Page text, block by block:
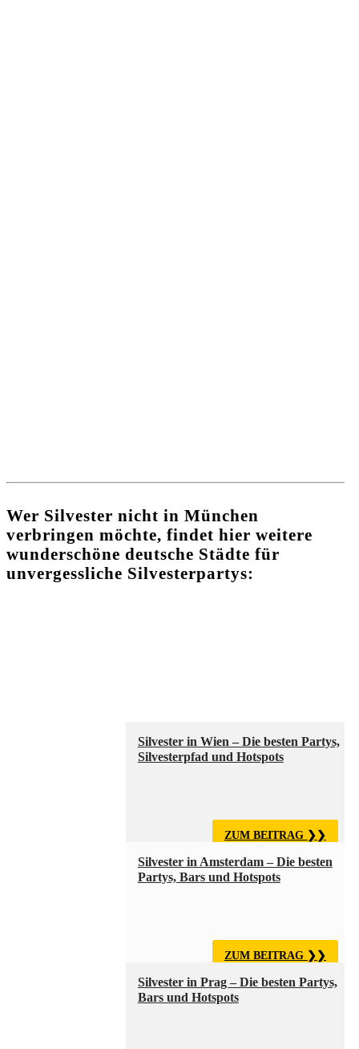
Wer Silvester nicht in München
verbringen möchte, findet hier weitere
wunderschöne deutsche Städte für
unvergessliche Silvesterpartys:
Silvester in Wien – Die besten Partys,
Silvesterpfad und Hotspots
ZUM BEITRAG
Silvester in Amsterdam – Die besten
Partys, Bars und Hotspots
ZUM BEITRAG
Silvester in Prag – Die besten Partys,
Bars und Hotspots